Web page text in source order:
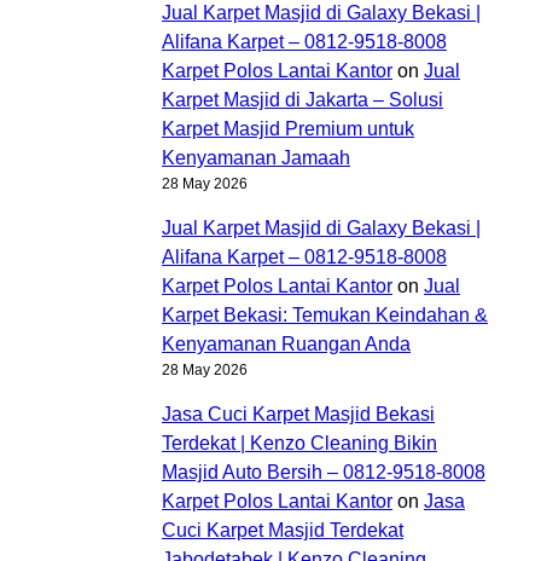
Jual Karpet Masjid di Galaxy Bekasi |
Alifana Karpet – 0812-9518-8008
Karpet Polos Lantai Kantor on Jual
Karpet Masjid di Jakarta – Solusi
Karpet Masjid Premium untuk
Kenyamanan Jamaah
28 May 2026
Jual Karpet Masjid di Galaxy Bekasi |
Alifana Karpet – 0812-9518-8008
Karpet Polos Lantai Kantor on Jual
Karpet Bekasi: Temukan Keindahan &
Kenyamanan Ruangan Anda
28 May 2026
Jasa Cuci Karpet Masjid Bekasi
Terdekat | Kenzo Cleaning Bikin
Masjid Auto Bersih – 0812-9518-8008
Karpet Polos Lantai Kantor on Jasa
Cuci Karpet Masjid Terdekat